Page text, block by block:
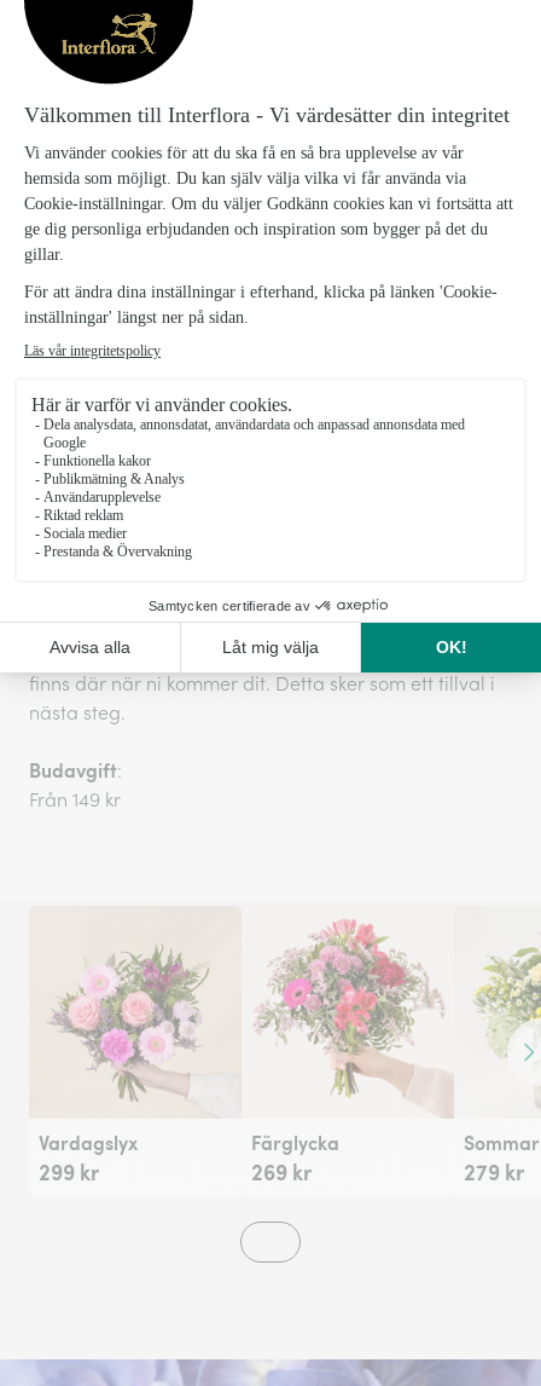
begravningsplatsen.
SKU: 1221139-Avsked-hjarta
Så levereras Blommogram till
Begravning
begravningsceremonin. I beställningsflödet anger du
tiden för själva ceremonin. Vi levererar din
begravningshälsning till kyrka, kapell eller
ceremoniplats i god tid innan ceremonin börjar.
På ceremoniplatsen är det vaktmästare eller
representant från begravningsbyrån som sedan
placerar ut blommorna runt kista eller urna. För att
göra ceremonin så vacker som möjligt.
Kommer du själv närvara vid begravningen kan du
även lägga till handbuketter som tillval till din
beställning, då levereras de till ceremoniplatsen och
finns där när ni kommer dit. Detta sker som ett tillval i
nästa steg.
Budavgift:
Från 149 kr
Vardagslyx
299 kr
Färglycka
269 kr 279 kr